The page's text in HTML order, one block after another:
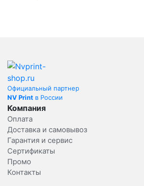
Официальный партнер
NV Print в России
Компания
Оплата
Доставка и самовывоз
Гарантия и сервис
Сертификаты
Промо
Контакты